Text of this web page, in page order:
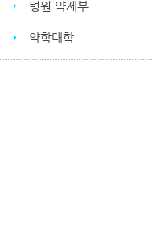
병원 약제부
약학대학